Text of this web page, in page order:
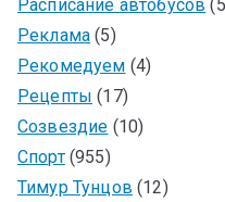
Расписание автобусов
Реклама (5)
Рекомедуем (4)
Рецепты (17)
Созвездие (10)
Спорт(955)
Тимур Тунцов (12)